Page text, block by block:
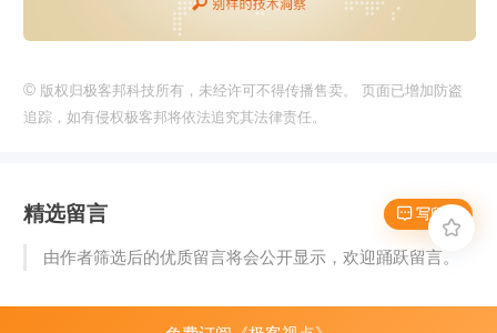
© 版权归极客邦科技所有，未经许可不得传播售卖。 页面已增加防盗
追踪，如有侵权极客邦将依法追究其法律责任。
 写留言
精选留言
由作者筛选后的优质留言将会公开显示，欢迎踊跃留言。
